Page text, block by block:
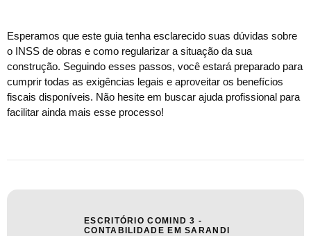
Esperamos que este guia tenha esclarecido suas dúvidas sobre
o INSS de obras e como regularizar a situação da sua
construção. Seguindo esses passos, você estará preparado para
cumprir todas as exigências legais e aproveitar os benefícios
fiscais disponíveis. Não hesite em buscar ajuda profissional para
facilitar ainda mais esse processo!
ESCRITÓRIO COMIND 3 -
CONTABILIDADE EM SARANDI